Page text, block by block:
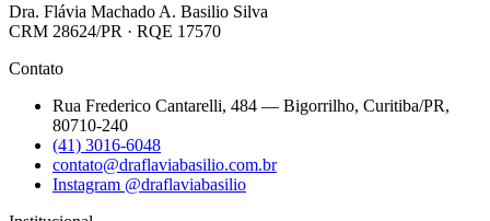
Dra. Flávia Machado A. Basilio Silva
CRM 28624/PR · RQE 17570
Contato
Rua Frederico Cantarelli, 484 — Bigorrilho, Curitiba/PR,
80710-240
(41) 3016-6048
contato@draflaviabasilio.com.br
Instagram @draflaviabasilio